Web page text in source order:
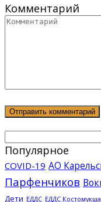
Комментарий
Популярное
COVID-19 АО
Парфенчиков
Дети ЕДДС ЕДДС Костомукша